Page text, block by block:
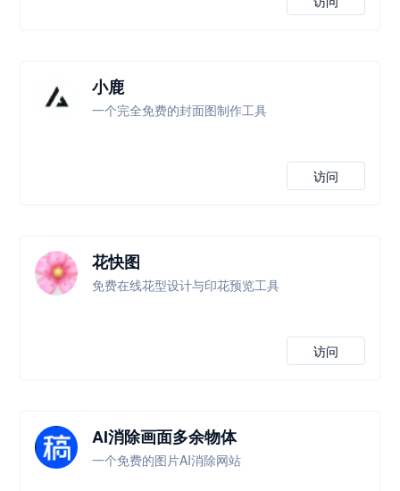
小鹿
一个完全免费的封面图制作工具
访问
花快图
免费在线花型设计与印花预览工具
访问
AI消除画面多余物体
一个免费的图片AI消除网站